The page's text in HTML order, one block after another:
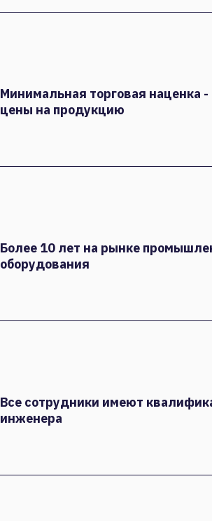
Минимальная торговая наценка
цены на продукцию
Более 10 лет на рынке
оборудования
Все сотрудники имеют
инженера